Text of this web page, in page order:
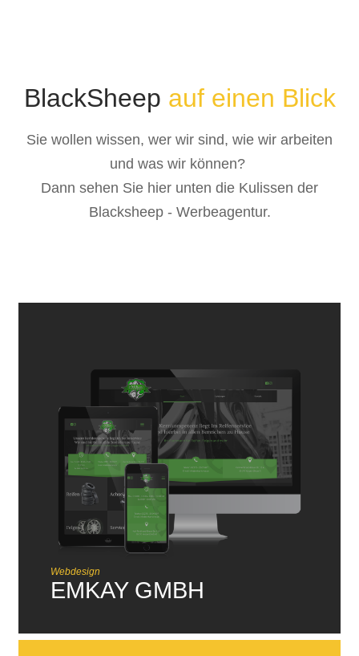
BlackSheep auf einen Blick
Sie wollen wissen, wer wir sind, wie wir arbeiten
und was wir können?
Dann sehen Sie hier unten die Kulissen der
Blacksheep - Werbeagentur.
Webdesign
EMKAY GMBH